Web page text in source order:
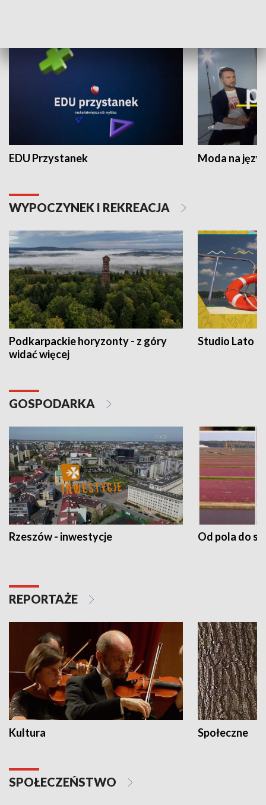
EDU Przystanek Moda na
WYPOCZYNEK I REKREACJA
Podkarpackie horyzonty - z góry
widać więcej
Studio Lato
GOSPODARKA
Rzeszów - inwestycje Od pola do
REPORTAŻE
Kultura Społeczne
SPOŁECZEŃSTWO